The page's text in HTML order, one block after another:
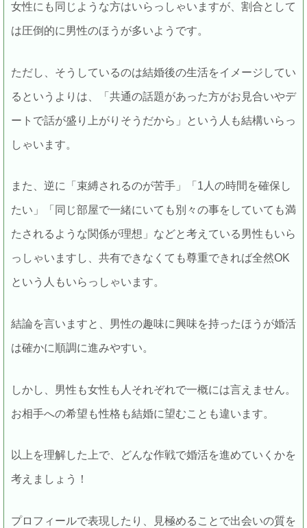
女性にも同じような方はいらっしゃいますが、割合として
は圧倒的に男性のほうが多いようです。
ただし、そうしているのは結婚後の生活をイメージしてい
るというよりは、「共通の話題があった方がお見合いやデ
ートで話が盛り上がりそうだから」という人も結構いらっ
しゃいます。
また、逆に「束縛されるのが苦手」「1人の時間を確保し
たい」「同じ部屋で一緒にいても別々の事をしていても満
たされるような関係が理想」などと考えている男性もいら
っしゃいますし、共有できなくても尊重できれば全然OK
という人もいらっしゃいます。
結論を言いますと、男性の趣味に興味を持ったほうが婚活
は確かに順調に進みやすい。
しかし、男性も女性も人それぞれで一概には言えません。
お相手への希望も性格も結婚に望むことも違います。
以上を理解した上で、どんな作戦で婚活を進めていくかを
考えましょう！
プロフィールで表現したり、見極めることで出会いの質を